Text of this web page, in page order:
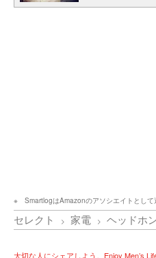
SmartlogはAmazonのアソシエイトとし
セレクト 家電 ヘッドホ
大切な人にシェアしよう。Enjoy Men’s